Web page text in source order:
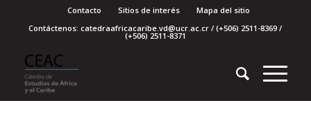
Contacto Sitios de interés
Mapa del sitio
Contáctenos: catedraafricacaribe.vd@ucr.ac.cr / (+506) 2511-8369 /
(+506) 2511-8371